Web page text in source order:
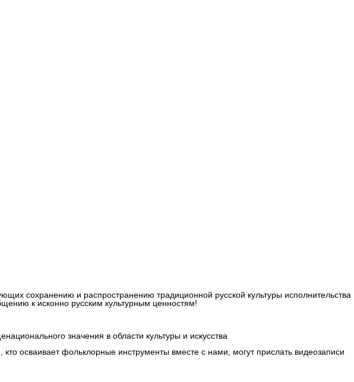
сохранению и распространению традиционной русской культуры исполнительства
к исконно русским культурным ценностям!
значения в области культуры и искусства
осваивает фольклорные инструменты вместе с нами, могут прислать видеозаписи